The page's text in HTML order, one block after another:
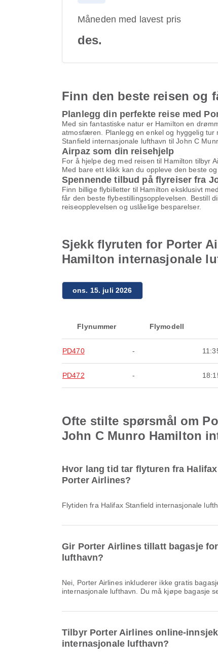
Måneden med lavest pris
des.
Finn den beste reisen og
Planlegg din perfekte reise med
Med sin fantastiske natur er Hamilton en
atmosfæren. Planlegg en enkel og hyggelig
Stanfield internasjonale lufthavn til John C
Airpaz som din reisehjelp
For å hjelpe deg med reisen til Hamilton tilbyr
Med bare ett klikk kan du oppleve den beste
Spennende tilbud på flyreiser fra
Finn billige flybilletter til Hamilton eksklusivt
får den beste flybestillingsopplevelsen. Bestill
reiseopplevelsen og uslåelige besparelser.
Sjekk flyruten for Porter
Hamilton internasjonale
ons. 15. juli 2026
Flynummer Flymodell
PD470 -
PD472 -
Ofte stilte spørsmål om
John C Munro Hamilton
Hvor lang tid tar flyturen fra
Porter Airlines?
Flytiden fra Halifax Stanfield internasjonale
Gir Porter Airlines tillatt bagasje
lufthavn?
Nei, Porter Airlines inkluderer ikke gratis bagasje for Innenlands & Internasjonal flyvninger fra Halifax Stanfield internasjonale lufthavn til John C Munro Hamilton
internasjonale lufthavn. Du må kjøpe bagasje
Tilbyr Porter Airlines online-
internasjonale lufthavn?